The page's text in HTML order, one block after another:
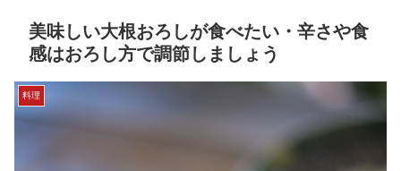
美味しい大根おろしが食べたい・辛さや食
感はおろし方で調節しましょう
料理